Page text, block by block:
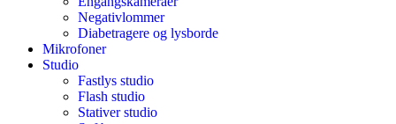
Negativlommer
Diabetragere og lysborde
Mikrofoner
Studio
Fastlys studio
Flash studio
Stativer studio